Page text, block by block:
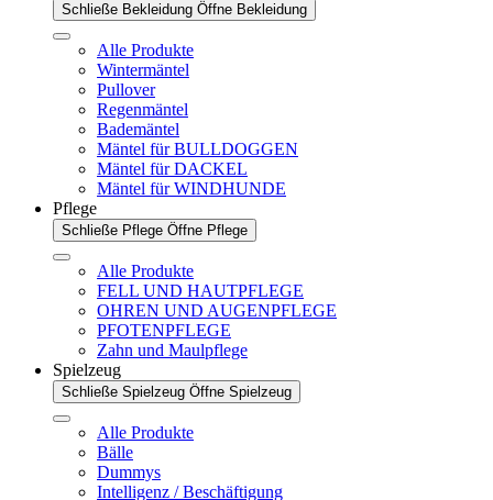
Schließe Bekleidung Öffne Bekleidung
Alle Produkte
Wintermäntel
Pullover
Regenmäntel
Bademäntel
Mäntel für BULLDOGGEN
Mäntel für DACKEL
Mäntel für WINDHUNDE
Pflege
Schließe Pflege Öffne Pflege
Alle Produkte
FELL UND HAUTPFLEGE
OHREN UND AUGENPFLEGE
PFOTENPFLEGE
Zahn und Maulpflege
Spielzeug
Schließe Spielzeug Öffne Spielzeug
Alle Produkte
Bälle
Dummys
Intelligenz / Beschäftigung